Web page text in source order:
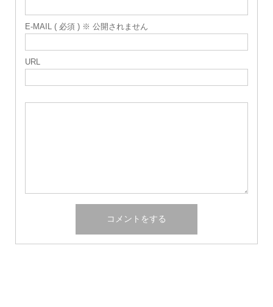
E-MAIL ( 必須 ) ※ 公開されません
URL